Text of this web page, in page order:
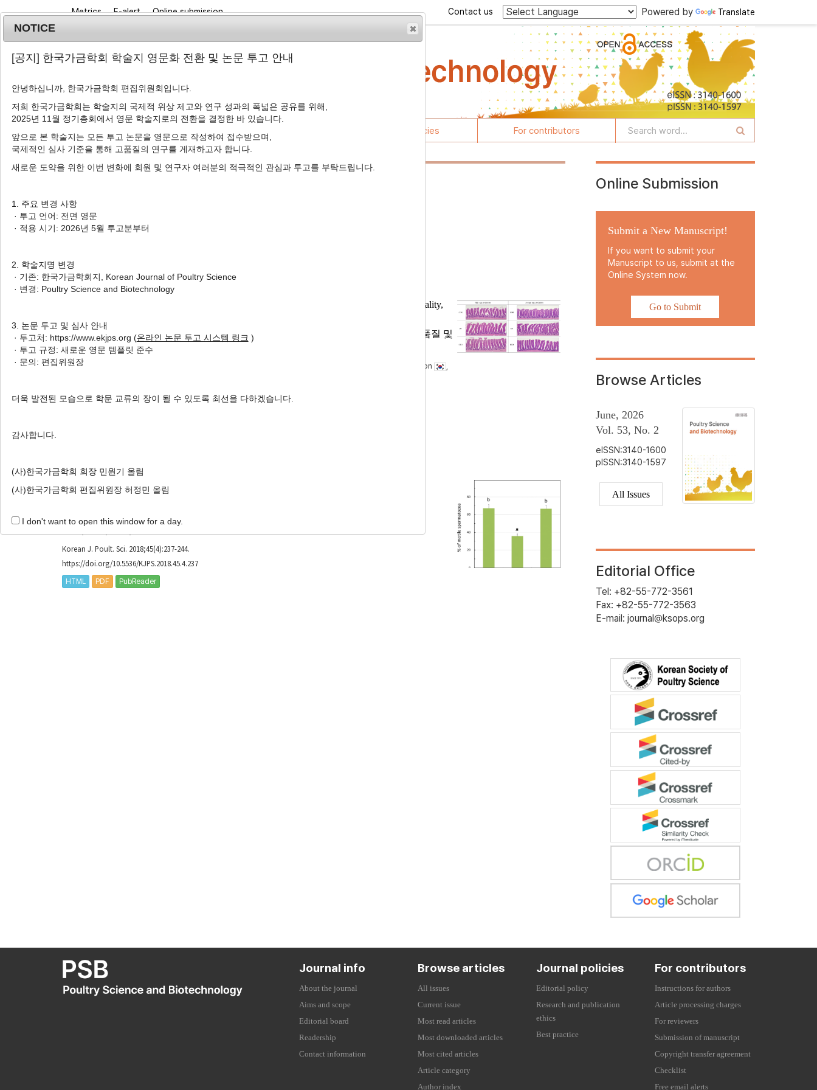
Metrics E-alert Online submission Powered by Translate
Contact us
Journal info Browse articles Journal policies For contributors
Author: Ik Soo Jeon
2 Articles are founded.
and Oregano Oil Supplementation on Performance, Egg Quality,
산란말기 사료 내Bacillus subtilis와 오레가노 오일 첨가가 산란계의 계란 생산성, 계란품질 및
장의 형태학적 특성에 미치는 영향
Hyunsoo Kim , Jiseon Son
김현수, 김희진, 윤연서, 이우도, 신혜경, 손지선, 홍의철, 전익수, 강환구
Motility of Rooster Spermatozoa under Different Thawing Conditions
Sung Woo Kim , Seung Rye Choe
Korean J. Poult. Sci. 2018;45(4):237-244.
https://doi.org/10.5536/KJPS.2018.45.4.237
HTML PDF PubReader
Online Submission
Submit a New Manuscript!
If you want to submit your
Manuscript to us, submit at the
Online System now.
Go to Submit
Browse Articles
June, 2026
Vol. 53, No. 2
eISSN:3140-1600
pISSN:3140-1597
All Issues
Editorial Office
Tel: +82-55-772-3561
Fax: +82-55-772-3563
E-mail: journal@ksops.org
Journal info
About the journal
Aims and scope
Editorial board
Readership
Contact information
Browse articles
All issues
Current issue
Most read articles
Most downloaded articles
Most cited articles
Article category
Author index
Journal policies
Editorial policy
Research and publication
ethics
Best practice
For contributors
Instructions for authors
Article processing charges
For reviewers
Submission of manuscript
Copyright transfer agreement
Checklist
Free email alerts
NOTICE
[공지] 한국가금학회 학술지 영문화 전환 및 논문 투고 안내
안녕하십니까, 한국가금학회 편집위원회입니다.
저희 한국가금학회는 학술지의 국제적 위상 제고와 연구 성과의 폭넓은 공유를 위해,
2025년 11월 정기총회에서 영문 학술지로의 전환을 결정한 바 있습니다.
앞으로 본 학술지는 모든 투고 논문을 영문으로 작성하여 접수받으며,
국제적인 심사 기준을 통해 고품질의 연구를 게재하고자 합니다.
새로운 도약을 위한 이번 변화에 회원 및 연구자 여러분의 적극적인 관심과 투고를 부탁드립니다.
1. 주요 변경 사항
· 투고 언어: 전면 영문
· 적용 시기: 2026년 5월 투고분부터
2. 학술지명 변경
· 기존: 한국가금학회지, Korean Journal of Poultry Science
· 변경: Poultry Science and Biotechnology
3. 논문 투고 및 심사 안내
· 투고처: https://www.ekjps.org (온라인 논문 투고 시스템 링크 )
· 투고 규정: 새로운 영문 템플릿 준수
· 문의: 편집위원장
더욱 발전된 모습으로 학문 교류의 장이 될 수 있도록 최선을 다하겠습니다.
감사합니다.
(사)한국가금학회 회장 민원기 올림
(사)한국가금학회 편집위원장 허정민 올림
I don't want to open this window for a day.